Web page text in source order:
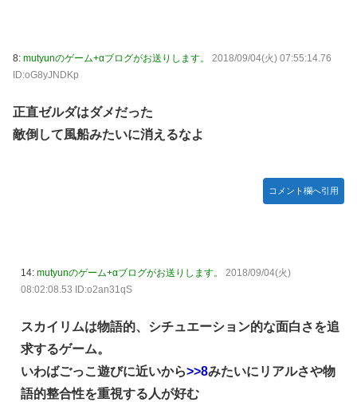
8: mutyunのゲーム+αブログがお送りします。
2018/09/04(火) 07:55:14.76
ID:oG8yJNDKp
正直ゼルダはダメだった
敵倒して風船みたいに消えるなよ
コメント欄へ引用
14: mutyunのゲーム+αブログがお送りします。
2018/09/04(火)
08:02:08.53 ID:o2an31qS
スカイリムは物語的、シチュエーション的な面白さを追
求するゲーム。
いわばごっこ遊びに近いから>>8みたいにリアルさや物
語的整合性を重視する人が好む